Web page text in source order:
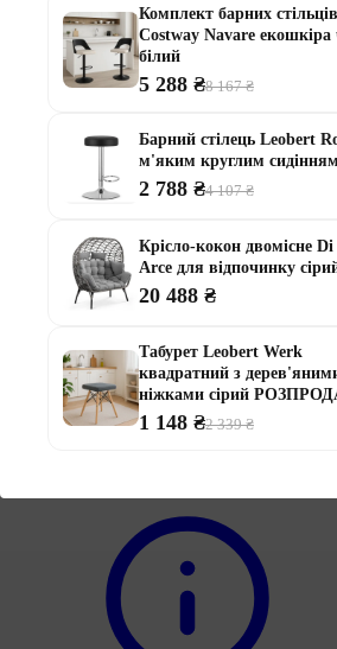
Меблі для балконів
Меблі для дачі
Меблі для тераси
Модульні меблі з ротанга
Комплект барних стільців
Costway Navare екошкіра
білий
5 288 ₴8 167 ₴
Барний стілець Leobert
м'яким круглим сидінням
2 788 ₴4 107 ₴
Крісло-кокон двомісне
Arce для відпочинку
20 488 ₴
Табурет Leobert Werk
квадратний з
ніжками сірий
1 148 ₴2 339 ₴